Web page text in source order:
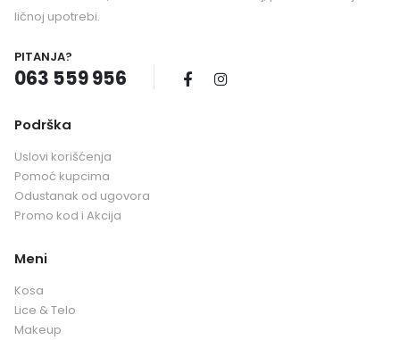
ličnoj upotrebi.
PITANJA?
063 559 956
Podrška
Uslovi korišćenja
Pomoć kupcima
Odustanak od ugovora
Promo kod i Akcija
Meni
Kosa
Lice & Telo
Makeup